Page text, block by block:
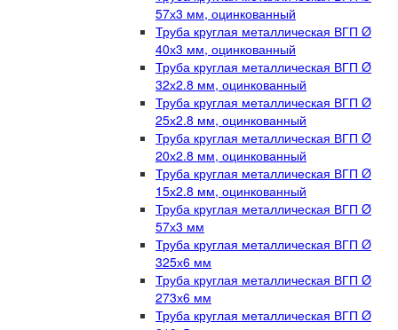
57х3 мм, оцинкованный
Труба круглая металлическая ВГП Ø
40х3 мм, оцинкованный
Труба круглая металлическая ВГП Ø
32х2.8 мм, оцинкованный
Труба круглая металлическая ВГП Ø
25х2.8 мм, оцинкованный
Труба круглая металлическая ВГП Ø
20х2.8 мм, оцинкованный
Труба круглая металлическая ВГП Ø
15х2.8 мм, оцинкованный
Труба круглая металлическая ВГП Ø
57х3 мм
Труба круглая металлическая ВГП Ø
325х6 мм
Труба круглая металлическая ВГП Ø
273х6 мм
Труба круглая металлическая ВГП Ø